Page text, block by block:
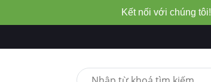
Kết nối với chúng tôi!